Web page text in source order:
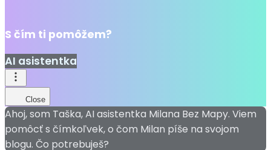
S čím ti pomôžem?
AI asistentka
Close
Ahoj, som Taška, AI asistentka Milana Bez Mapy. Viem
pomôcť s čímkoľvek, o čom Milan píše na svojom
blogu. Čo potrebuješ?